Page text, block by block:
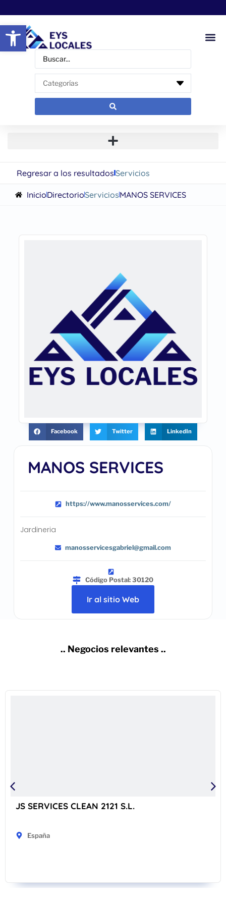
Abrir barra de herramientas
Regresar a los resultadosServicios
InicioDirectorioServiciosMANOS SERVICES
MANOS SERVICES
https://www.manosservices.com/
Jardineria
manosservicesgabriel@gmail.com
Código Postal: 30120
Ir al sitio Web
Facebook Twitter LinkedIn
.. Negocios relevantes ..
JS SERVICES CLEAN 2121 S.L.
España